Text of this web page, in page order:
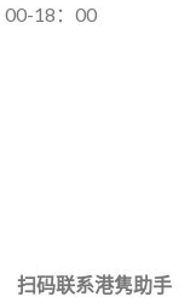
00-18：00
扫码联系港隽助手